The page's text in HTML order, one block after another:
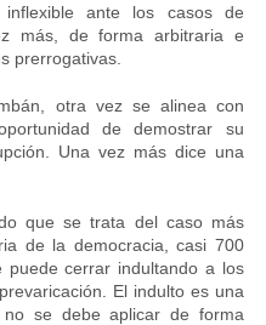
ante los casos de
más, de forma arbitraria e
prerrogativas.
otra vez se alinea con
de demostrar su
Una vez más dice una
que se trata del caso más
de la democracia, casi 700
puede cerrar indultando a los
El indulto es una
se debe aplicar de forma